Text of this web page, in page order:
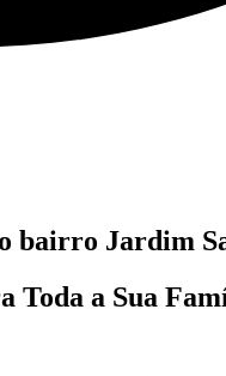
bairro Jardim
Toda a Sua